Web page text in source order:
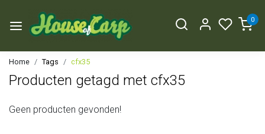
0
Home Tags cfx35
Producten getagd met cfx35
Geen producten gevonden!